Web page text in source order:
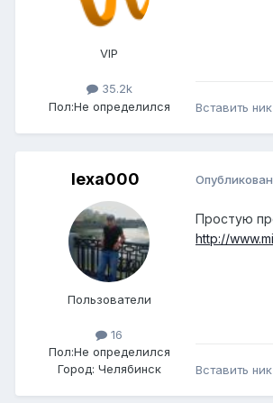
VIP
35.2k
Пол:Не определился Вставить ник
lexa000
Пользователи
16
Пол:Не определился
Город: Челябинск
Простую
http://
Вставить ник